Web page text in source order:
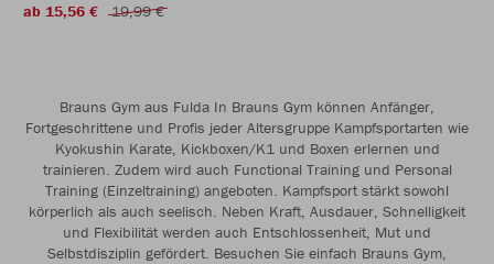
ab 15,56 €
19,99 €
Brauns Gym aus Fulda In Brauns Gym können Anfänger,
Fortgeschrittene und Profis jeder Altersgruppe Kampfsportarten wie
Kyokushin Karate, Kickboxen/K1 und Boxen erlernen und
trainieren. Zudem wird auch Functional Training und Personal
Training (Einzeltraining) angeboten. Kampfsport stärkt sowohl
körperlich als auch seelisch. Neben Kraft, Ausdauer, Schnelligkeit
und Flexibilität werden auch Entschlossenheit, Mut und
Selbstdisziplin gefördert. Besuchen Sie einfach Brauns Gym,